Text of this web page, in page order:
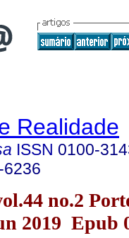
Realidade
ISSN 0100-
6236
no.2
2019 Epub